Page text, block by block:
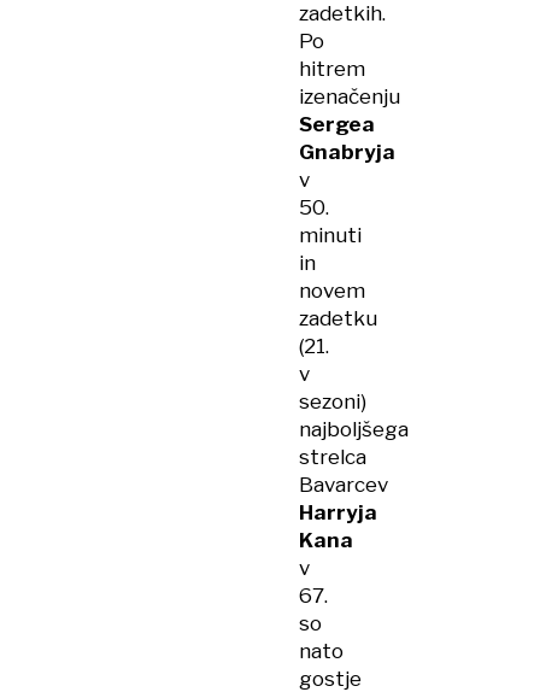
zadetkih.
Po
hitrem
izenačenju
Sergea
Gnabryja
v
50.
minuti
in
novem
zadetku
(21.
v
sezoni)
najboljšega
strelca
Bavarcev
Harryja
Kana
v
67.
so
nato
gostje